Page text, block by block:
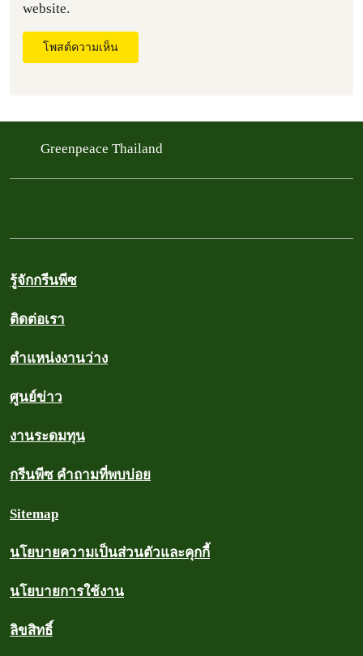
website.
โพสต์ความเห็น
Greenpeace Thailand
รู้จักกรีนพีซ
ติดต่อเรา
ตำแหน่งงานว่าง
ศูนย์ข่าว
งานระดมทุน
กรีนพีซ คำถามที่พบบ่อย
Sitemap
นโยบายความเป็นส่วนตัวและคุกกี้
นโยบายการใช้งาน
ลิขสิทธิ์